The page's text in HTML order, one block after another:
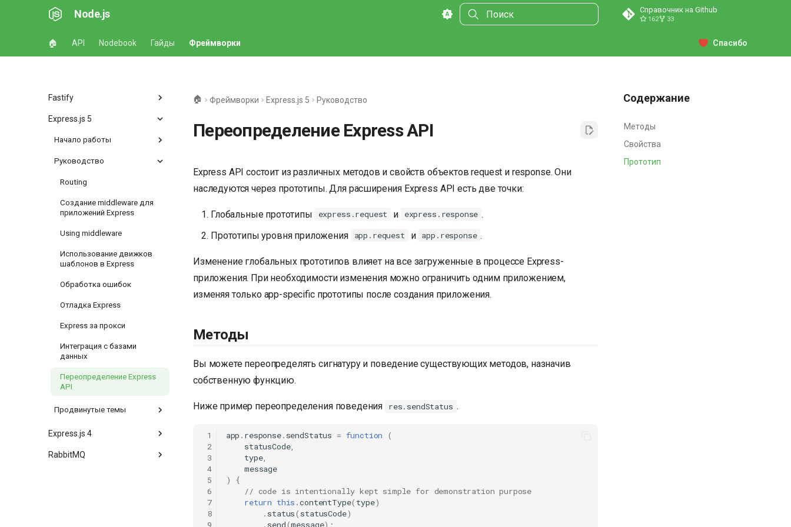
Node.js Справочник на Github
162 33
🏠 API Nodebook Гайды Фреймворки Спасибо
Fastify
Express.js 5
Начало работы
Руководство
Routing
Создание middleware для
приложений Express
Using middleware
Использование движков
шаблонов в Express
Обработка ошибок
Отладка Express
Express за прокси
Интеграция с базами
данных
Переопределение Express
API
Продвинутые темы
Express.js 4
RabbitMQ
Содержание
Методы
Свойства
Прототип
🏠 Фреймворки Express.js 5 Руководство
Переопределение Express API
Express API состоит из различных методов и свойств объектов request и response. Они
наследуются через прототипы. Для расширения Express API есть две точки:
Глобальные прототипы express.request и express.response .
Прототипы уровня приложения
app.request и app.response .
Изменение глобальных прототипов влияет на все загруженные в процессе Express-
приложения. При необходимости изменения можно ограничить одним приложением,
изменяя только app-specific прототипы после создания приложения.
Методы
Вы можете переопределять сигнатуру и поведение существующих методов, назначив
собственную функцию.
Ниже пример переопределения поведения res.sendStatus .
1
2
3
4
5
6
7
8
9
app . response. sendStatus = function
(
statusCode,
type,
message
)
{
// code is intentionally kept simple for demonstration purpose
return this .contentType( type)
. status( statusCode)
. send(message);